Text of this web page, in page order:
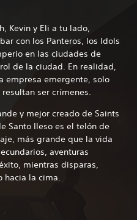
Kevin y Eli a tu lado,
con los Panteros, los Idols
en las ciudades de
de la ciudad. En realidad,
empresa emergente, solo
ser crímenes.
y mejor creado de Saints
Santo Ileso es el telón de
más grande que la vida
aventuras
mientras disparas,
hacia la cima.